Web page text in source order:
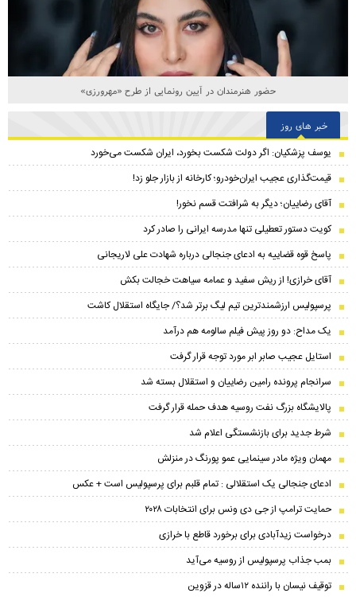
حضور هنرمندان در آیین رونمایی از طرح «مهرورزی»
خبر های روز
یوسف پزشکیان: اگر دولت شکست بخورد، ایران شکست می‌خورد
قیمت‌گذاری عجیب ایران‌خودرو؛ کارخانه از بازار جلو زد!
آقای رضاییان؛ دیگر به شرافتت قسم نخور!
کویت دستور تعطیلی تنها مدرسه ایرانی را صادر کرد
پاسخ قوه قضاییه به ادعای جنجالی درباره شهادت علی لاریجانی
آقای خرازی! از ریش سفید و عمامه سیاهت خجالت بکش
پرسپولیس ارزشمندترین تیم لیگ برتر شد؟/ جایگاه استقلال کاشت
یک مداح: دو روز پیش فیلم سالومه هم درآمد
استایل عجیب صابر ابر مورد توجه قرار گرفت
سرانجام پرونده رامین رضاییان و استقلال بسته شد
پالایشگاه بزرگ نفت روسیه هدف حمله قرار گرفت
شرط جدید برای بازنشستگی اعلام شد
مهمان ویژه مادر سینمایی عمو پورنگ در منزلش
ادعای جنجالی یک استقلالی : تمام قلبم برای پرسپولیس است + عکس
حمایت ترامپ از جی دی ونس برای انتخابات ۲۰۲۸
درخواست زیدآبادی برای برخورد قاطع با خرازی
بمب جذاب پرسپولیس از روسیه می‌آید
توقیف نیسان با راننده ۱۲ساله در قزوین